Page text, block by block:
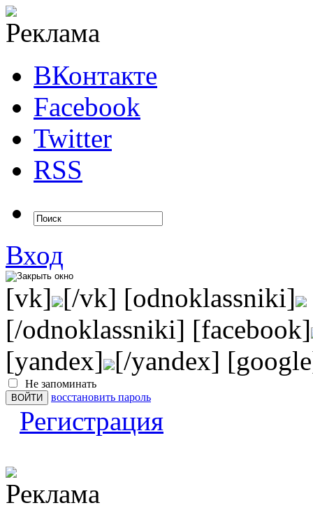
ВКонтакте
Facebook
Twitter
RSS
Вход
[vk] [/vk] [odnoklassniki]
[/odnoklassniki] [facebook]
[yandex] [/yandex]
Не запоминать
восстановить пароль
Регистрация